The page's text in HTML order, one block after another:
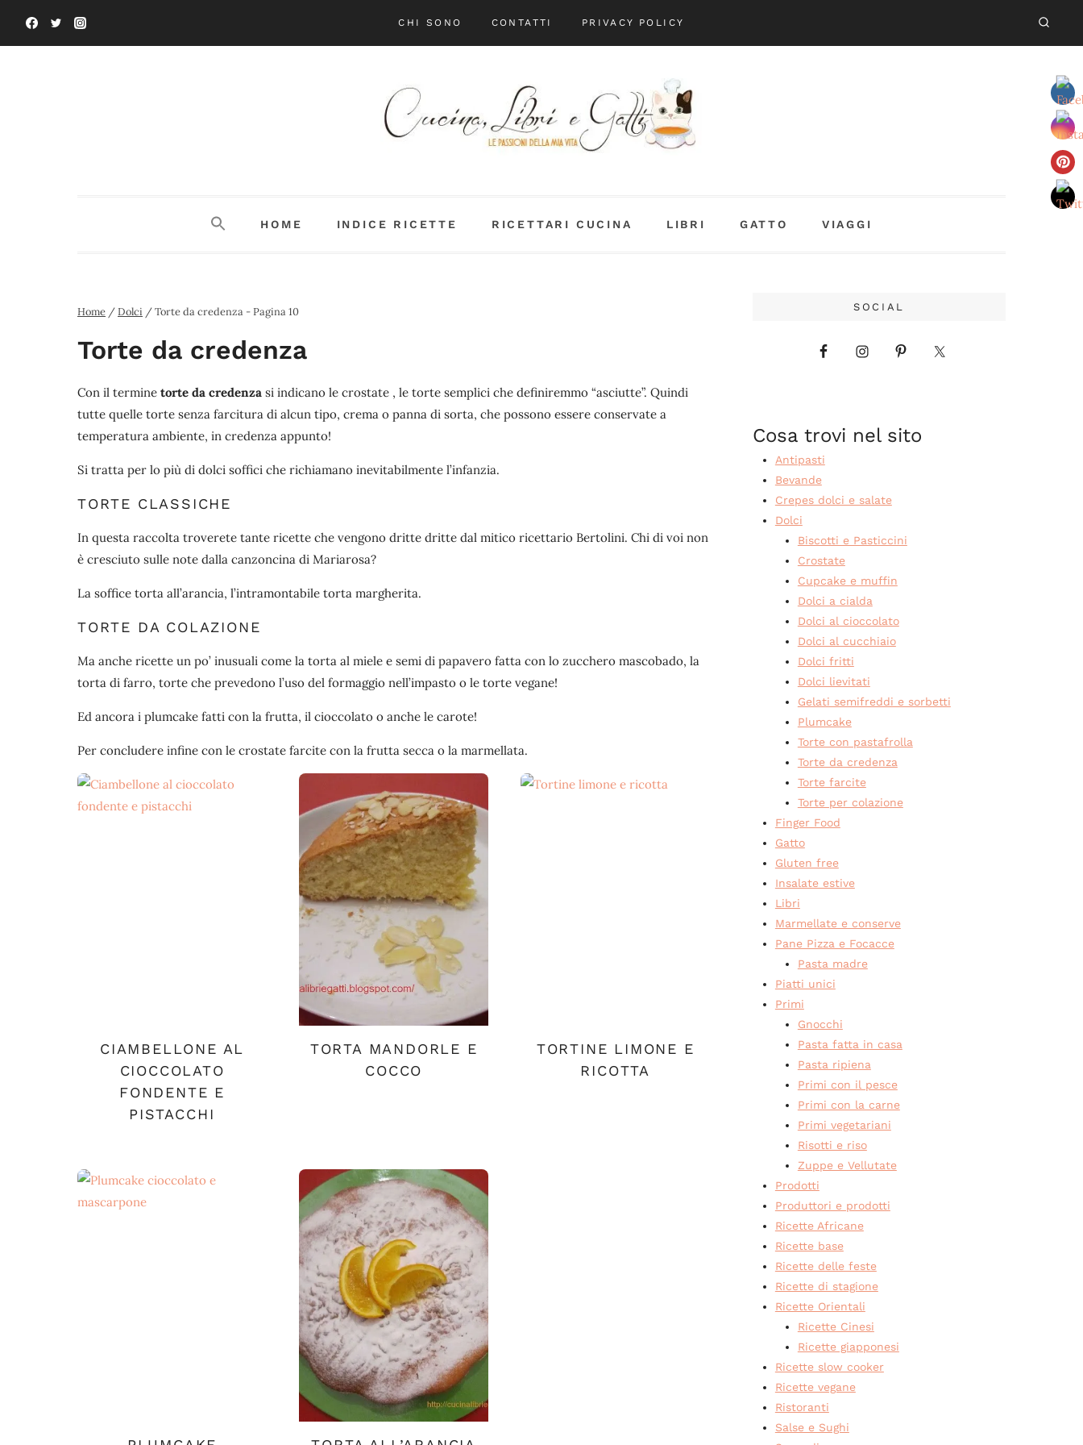
CHI SONO CONTATTI PRIVACY POLICY
HOME INDICE RICETTE RICETTARI CUCINA LIBRI GATTO VIAGGI
Home /Dolci /Torte da credenza - Pagina 10
Torte da credenza
Con il termine torte da credenza si indicano le crostate , le torte semplici che definiremmo “asciutte”. Quindi
tutte quelle torte senza farcitura di alcun tipo, crema o panna di sorta, che possono essere conservate a
temperatura ambiente, in credenza appunto!
Si tratta per lo più di dolci soffici che richiamano inevitabilmente l’infanzia.
TORTE CLASSICHE
In questa raccolta troverete tante ricette che vengono dritte dritte dal mitico ricettario Bertolini. Chi di voi non
è cresciuto sulle note dalla canzoncina di Mariarosa?
La soffice torta all’arancia, l’intramontabile torta margherita.
TORTE DA COLAZIONE
Ma anche ricette un po’ inusuali come la torta al miele e semi di papavero fatta con lo zucchero mascobado, la
torta di farro, torte che prevedono l’uso del formaggio nell’impasto o le torte vegane!
Ed ancora i plumcake fatti con la frutta, il cioccolato o anche le carote!
Per concludere infine con le crostate farcite con la frutta secca o la marmellata.
CIAMBELLONE AL
CIOCCOLATO
FONDENTE E
PISTACCHI
TORTA MANDORLE E
COCCO
TORTINE LIMONE E
RICOTTA
SOCIAL
Cosa trovi nel sito
Antipasti
Bevande
Crepes dolci e salate
Dolci
Biscotti e Pasticcini
Crostate
Cupcake e muffin
Dolci a cialda
Dolci al cioccolato
Dolci al cucchiaio
Dolci fritti
Dolci lievitati
Gelati semifreddi e sorbetti
Plumcake
Torte con pastafrolla
Torte da credenza
Torte farcite
Torte per colazione
Finger Food
Gatto
Gluten free
Insalate estive
Libri
Marmellate e conserve
Pane Pizza e Focacce
Pasta madre
Piatti unici
Primi
Gnocchi
Pasta fatta in casa
Pasta ripiena
Primi con il pesce
Primi con la carne
Primi vegetariani
Risotti e riso
Zuppe e Vellutate
Prodotti
Produttori e prodotti
Ricette Africane
Ricette base
Ricette delle feste
Ricette di stagione
Ricette Orientali
Ricette Cinesi
Ricette giapponesi
Ricette slow cooker
Ricette vegane
Ristoranti
Salse e Sughi